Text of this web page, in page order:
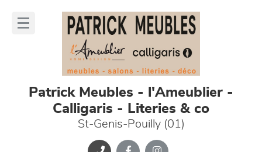
Patrick Meubles - l'Ameublier -
Calligaris - Literies & co
St-Genis-Pouilly (01)